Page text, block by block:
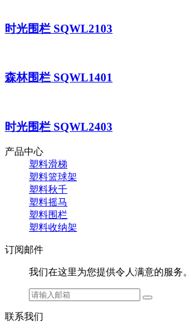
时光围栏 SQWL2103
森林围栏 SQWL1401
时光围栏 SQWL2403
产品中心
塑料滑梯
塑料篮球架
塑料秋千
塑料摇马
塑料围栏
塑料收纳架
订阅邮件
我们在这里为您提供令人满意的服务。
联系我们